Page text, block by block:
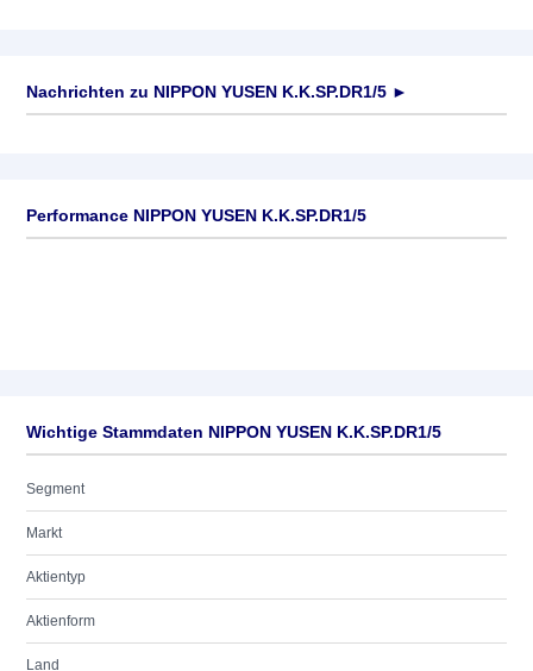
Nachrichten zu NIPPON YUSEN K.K.SP.DR1/5 ►
Performance NIPPON YUSEN K.K.SP.DR1/5
Wichtige Stammdaten NIPPON YUSEN K.K.SP.DR1/5
Segment
Markt
Aktientyp
Aktienform
Land